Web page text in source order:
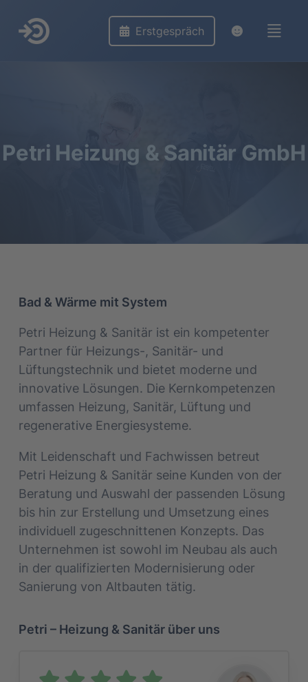
Erstgespräch
Petri Heizung & Sanitär GmbH
Bad & Wärme mit System
Petri Heizung & Sanitär ist ein kompetenter
Partner für Heizungs-, Sanitär- und
Lüftungstechnik und bietet moderne und
innovative Lösungen. Die Kernkompetenzen
umfassen Heizung, Sanitär, Lüftung und
regenerative Energiesysteme.
Mit Leidenschaft und Fachwissen betreut
Petri Heizung & Sanitär seine Kunden von der
Beratung und Auswahl der passenden Lösung
bis hin zur Erstellung und Umsetzung eines
individuell zugeschnittenen Konzepts. Das
Unternehmen ist sowohl im Neubau als auch
in der qualifizierten Modernisierung oder
Sanierung von Altbauten tätig.
Petri – Heizung & Sanitär über uns